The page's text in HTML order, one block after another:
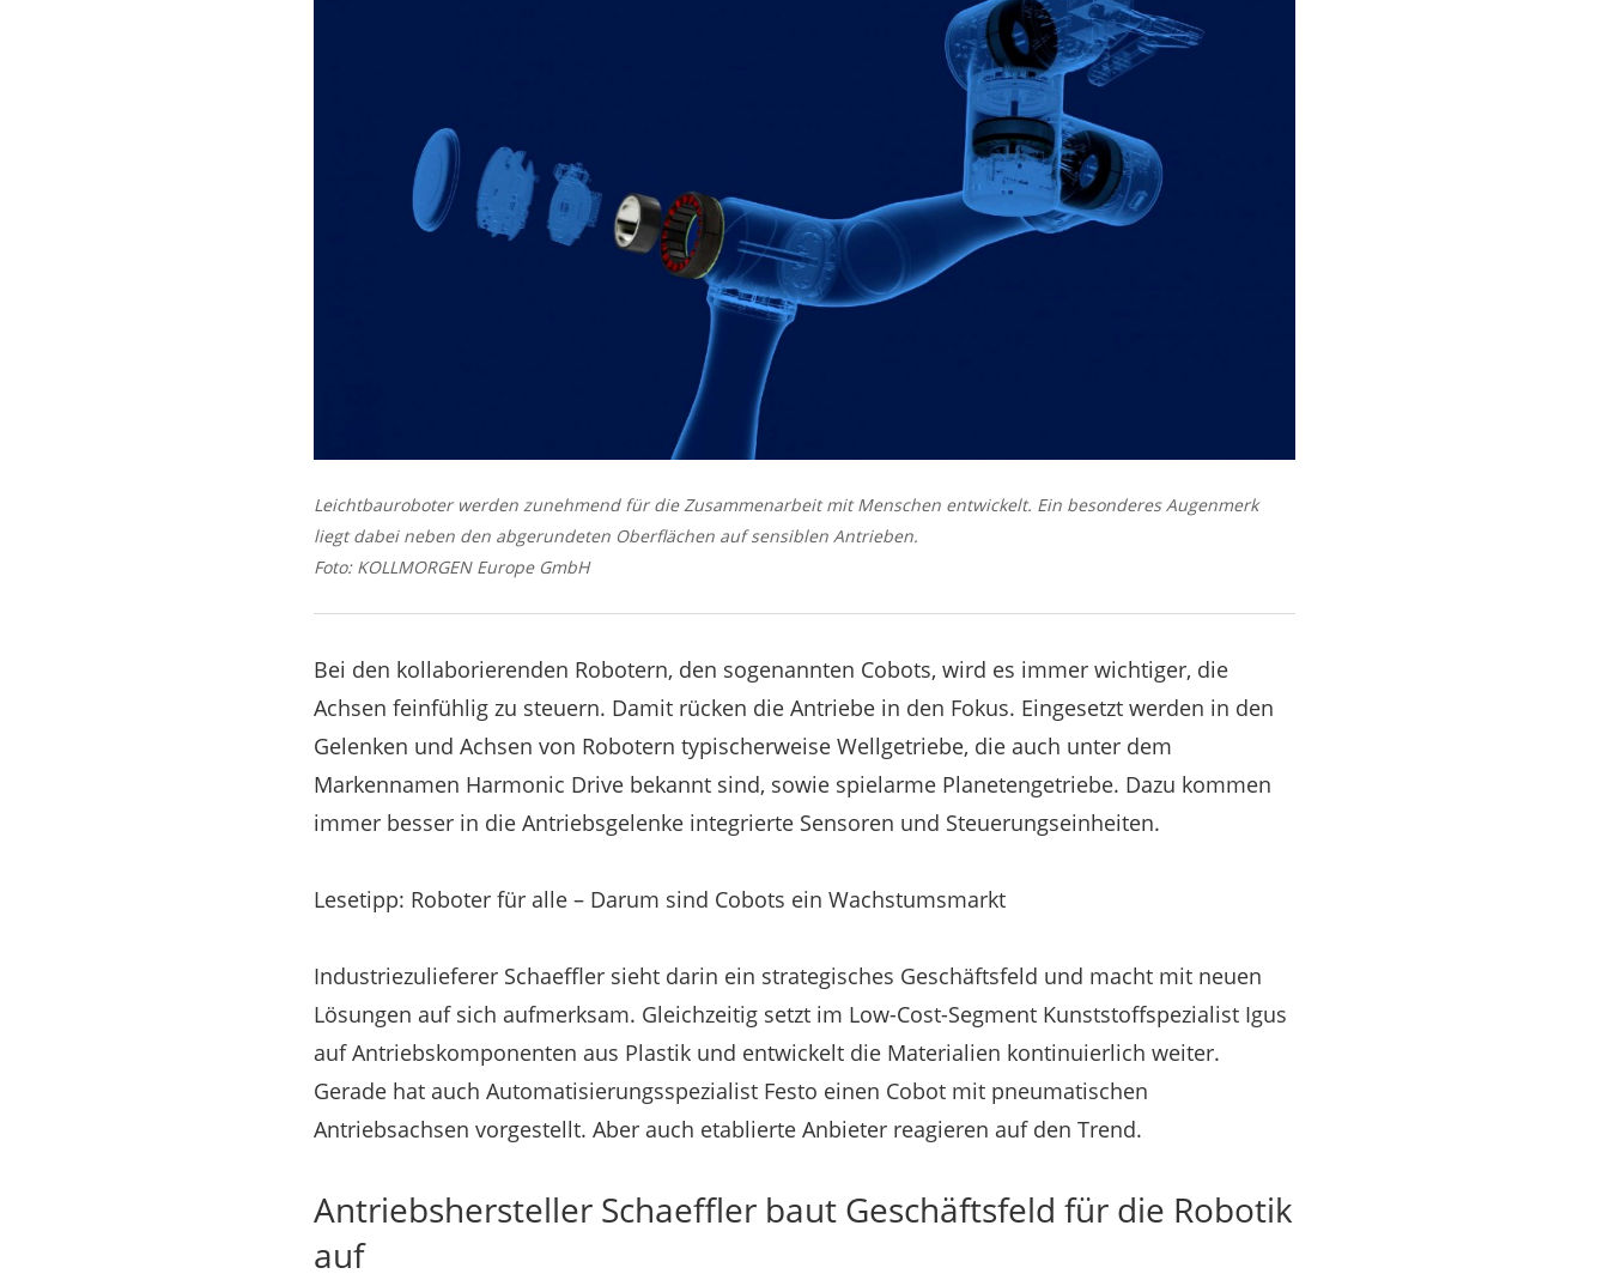
Leichtbauroboter werden zunehmend für die Zusammenarbeit mit Menschen entwickelt. Ein besonderes Augenmerk
liegt dabei neben den abgerundeten Oberflächen auf sensiblen Antrieben.
Foto: KOLLMORGEN Europe GmbH
Bei den kollaborierenden Robotern, den sogenannten Cobots, wird es immer wichtiger, die
Achsen feinfühlig zu steuern. Damit rücken die Antriebe in den Fokus. Eingesetzt werden in den
Gelenken und Achsen von Robotern typischerweise Wellgetriebe, die auch unter dem
Markennamen Harmonic Drive bekannt sind, sowie spielarme Planetengetriebe. Dazu kommen
immer besser in die Antriebsgelenke integrierte Sensoren und Steuerungseinheiten.
Lesetipp: Roboter für alle – Darum sind Cobots ein Wachstumsmarkt
Industriezulieferer Schaeffler sieht darin ein strategisches Geschäftsfeld und macht mit neuen
Lösungen auf sich aufmerksam. Gleichzeitig setzt im Low-Cost-Segment Kunststoffspezialist Igus
auf Antriebskomponenten aus Plastik und entwickelt die Materialien kontinuierlich weiter.
Gerade hat auch Automatisierungsspezialist Festo einen Cobot mit pneumatischen
Antriebsachsen vorgestellt. Aber auch etablierte Anbieter reagieren auf den Trend.
Antriebshersteller Schaeffler baut Geschäftsfeld für die Robotik
auf